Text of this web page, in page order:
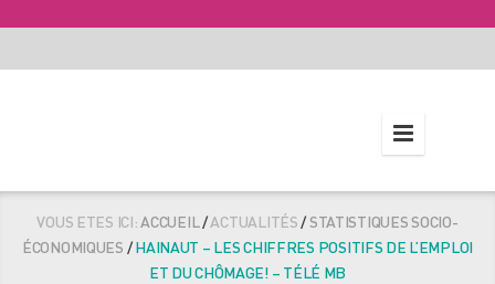
VOUS ETES ICI:ACCUEIL/ACTUALITÉS/STATISTIQUES SOCIO-
ÉCONOMIQUES /HAINAUT – LES CHIFFRES POSITIFS DE L’EMPLOI
ET DU CHÔMAGE! – TÉLÉ MB